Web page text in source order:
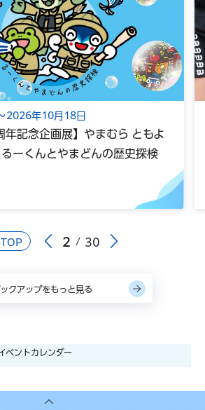
2 30
2026年10月18日
年記念企画展】やまむら ともよ
ーくんとやまどんの歴史探検
クアップをもっと見る
ベントカレンダー